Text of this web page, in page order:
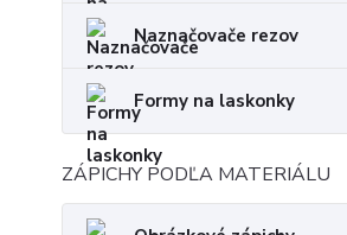
Naznačovače rezov
Formy na laskonky
ZÁPICHY PODĽA MATERIÁLU